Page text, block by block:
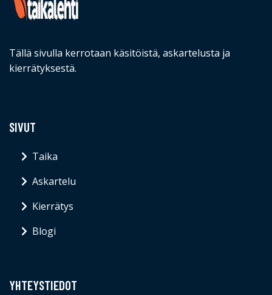
Tällä sivulla kerrotaan käsitöistä, askartelusta ja
kierrätyksestä.
SIVUT
Taika
Askartelu
Kierrätys
Blogi
YHTEYSTIEDOT